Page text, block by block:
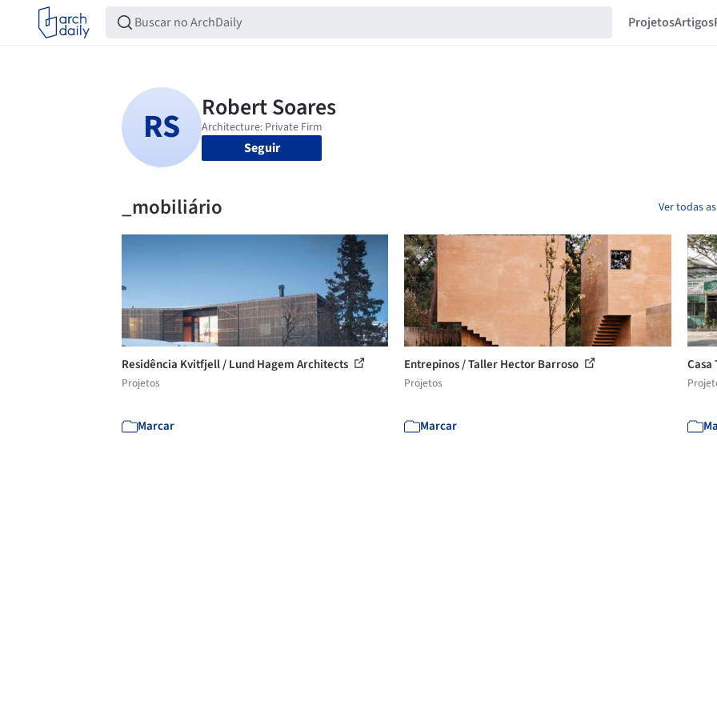
ProjetosArtigos
Seguir
_mobiliário Ver todas
Residência Kvitfjell / Lund Hagem Architects
Projetos
Marcar
Entrepinos / Taller Hector Barroso
Projetos
Marcar